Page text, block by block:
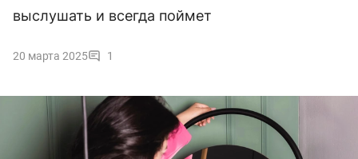
выслушать и всегда поймет
20 марта 2025 1